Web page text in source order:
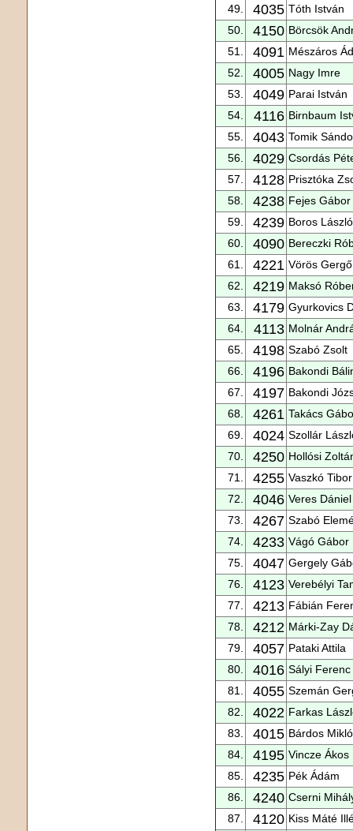
49.
4035 Tóth István
50.
4150 Börcsök
51.
4091 Mészáros
52.
4005 Nagy Imre
53.
4049 Parai István
54.
4116 Birnbaum
55.
4043 Tomik
56.
4029 Csordás
57.
4128 Prisztóka
58.
4238 Fejes Gábor
59.
4239 Boros László
60.
4090 Bereczki
61.
4221 Vörös Gergő
62.
4219 Maksó
63.
4179 Gyurkovics
64.
4113 Molnár
65.
4198 Szabó Zsolt
66.
4196 Bakondi
67.
4197 Bakondi
68.
4261 Takács
69.
4024 Szollár
70.
4250 Hollósi
71.
4255 Vaszkó Tibor
72.
4046 Veres Dániel
73.
4267 Szabó
74.
4233 Vágó Gábor
75.
4047 Gergely
76.
4123 Verebélyi
77.
4213 Fábián
78.
4212 Márki-Zay
79.
4057 Pataki Attila
80.
4016 Sályi Ferenc
81.
4055 Szemán
82.
4022 Farkas
83.
4015 Bárdos
84.
4195 Vincze Ákos
85.
4235 Pék Ádám
86.
4240 Cserni
87.
4120 Kiss Máté